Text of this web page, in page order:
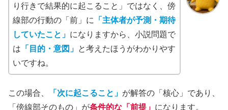
り行きで結果的に起こること」ではなく、傍
線部の行動の「前」に
「主体者が予測・期待
していたこと」 になりますから、小説問題で
は 「目的・意図」 と考えたほうがわかりやす
いですね。
この場合、 「次に起こること」 が解答の「核心」であり、
「傍線部そのもの」が条件的な「前提」 になります。